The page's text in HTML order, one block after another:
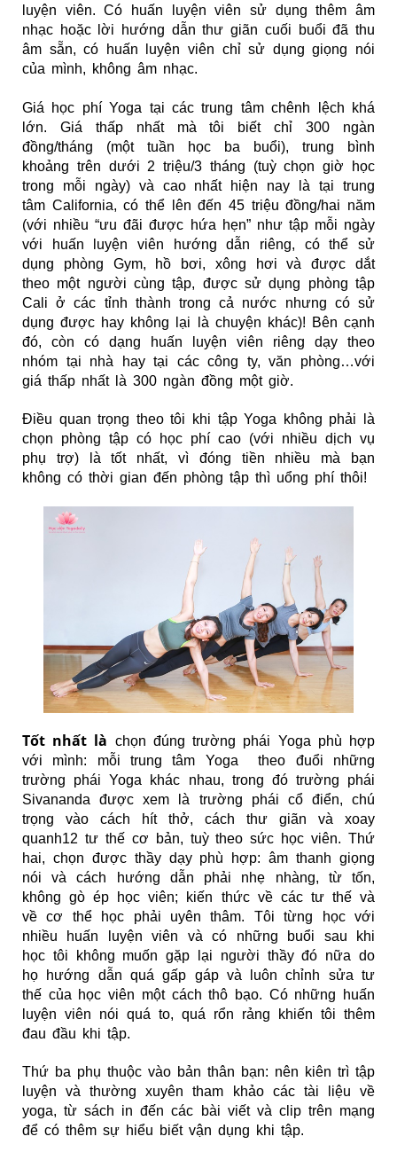
luyện viên. Có huấn luyện viên sử dụng thêm âm
nhạc hoặc lời hướng dẫn thư giãn cuối buổi đã thu
âm sẵn, có huấn luyện viên chỉ sử dụng giọng nói
của mình, không âm nhạc.
Giá học phí Yoga tại các trung tâm chênh lệch khá
lớn. Giá thấp nhất mà tôi biết chỉ 300 ngàn
đồng/tháng (một tuần học ba buổi), trung bình
khoảng trên dưới 2 triệu/3 tháng (tuỳ chọn giờ học
trong mỗi ngày) và cao nhất hiện nay là tại trung
tâm California, có thể lên đến 45 triệu đồng/hai năm
(với nhiều “ưu đãi được hứa hẹn” như tập mỗi ngày
với huấn luyện viên hướng dẫn riêng, có thể sử
dụng phòng Gym, hồ bơi, xông hơi và được dắt
theo một người cùng tập, được sử dụng phòng tập
Cali ở các tỉnh thành trong cả nước nhưng có sử
dụng được hay không lại là chuyện khác)! Bên cạnh
đó, còn có dạng huấn luyện viên riêng dạy theo
nhóm tại nhà hay tại các công ty, văn phòng…với
giá thấp nhất là 300 ngàn đồng một giờ.
Điều quan trọng theo tôi khi tập Yoga không phải là
chọn phòng tập có học phí cao (với nhiều dịch vụ
phụ trợ) là tốt nhất, vì đóng tiền nhiều mà bạn
không có thời gian đến phòng tập thì uổng phí thôi!
Tốt nhất là chọn đúng trường phái Yoga phù hợp
với mình: mỗi trung tâm Yoga theo đuổi những
trường phái Yoga khác nhau, trong đó trường phái
Sivananda được xem là trường phái cổ điển, chú
trọng vào cách hít thở, cách thư giãn và xoay
quanh12 tư thế cơ bản, tuỳ theo sức học viên. Thứ
hai, chọn được thầy dạy phù hợp: âm thanh giọng
nói và cách hướng dẫn phải nhẹ nhàng, từ tốn,
không gò ép học viên; kiến thức về các tư thế và
về cơ thể học phải uyên thâm. Tôi từng học với
nhiều huấn luyện viên và có những buổi sau khi
học tôi không muốn gặp lại người thầy đó nữa do
họ hướng dẫn quá gấp gáp và luôn chỉnh sửa tư
thế của học viên một cách thô bạo. Có những huấn
luyện viên nói quá to, quá rổn rảng khiến tôi thêm
đau đầu khi tập.
Thứ ba phụ thuộc vào bản thân bạn: nên kiên trì tập
luyện và thường xuyên tham khảo các tài liệu về
yoga, từ sách in đến các bài viết và clip trên mạng
để có thêm sự hiểu biết vận dụng khi tập.